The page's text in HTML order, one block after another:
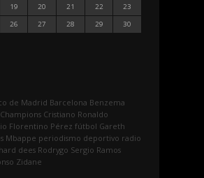
19 20 21 22
23
26 27 28 29
30
de Madrid Barcelona Benzema
Champions Cristiano Ronaldo
Florentino Pérez fútbol Gareth
Mbappe periodismo deportivo radio
dees Rodrygo Sergio Ramos
Zidane